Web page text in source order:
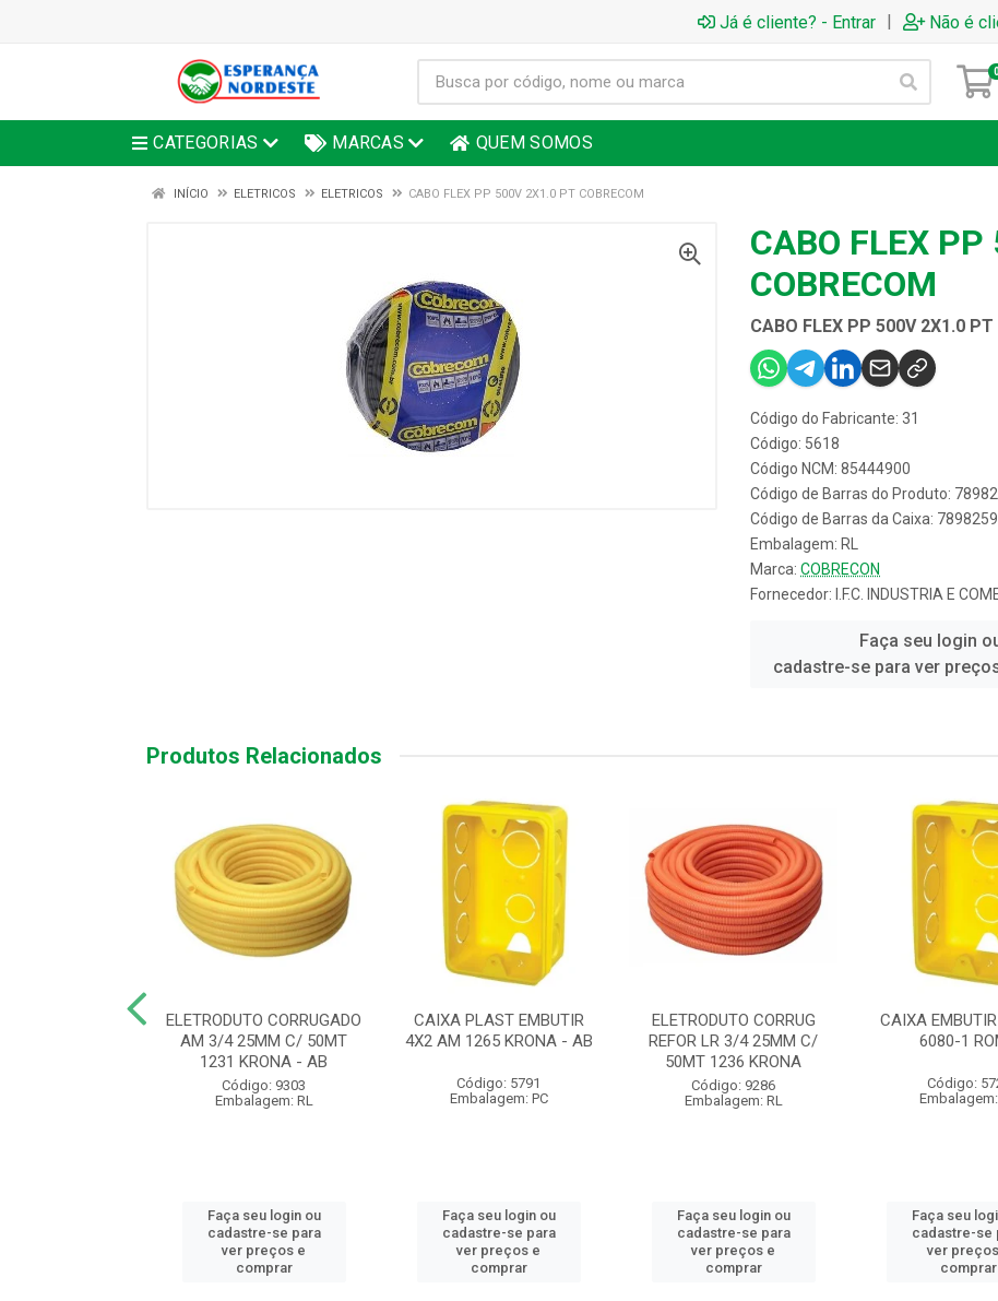
Já é cliente? - Entrar | Não é
CATEGORIAS MARCAS QUEM SOMOS
INÍCIO ELETRICOS ELETRICOS CABO FLEX PP 500V 2X1.0 PT COBRECOM
CABO FLEX
COBRECOM
CABO FLEX PP 500V 2X1.0 PT
Código do Fabricante: 31
Código: 5618
Código NCM: 85444900
Código de Barras do Produto:
Código de Barras da Caixa:
Embalagem: RL
Marca: COBRECON
Fornecedor:
I.F.C. INDUSTRIA E
Faça seu login
cadastre-se para ver
Produtos Relacionados
ELETRODUTO CORRUGADO
AM 3/4 25MM C/ 50MT
1231 KRONA - AB
Código: 9303
Embalagem: RL
Faça seu login ou
cadastre-se para
ver preços e
comprar
CAIXA PLAST EMBUTIR
4X2 AM 1265 KRONA - AB
Código: 5791
Embalagem: PC
Faça seu login ou
cadastre-se para
ver preços e
comprar
ELETRODUTO CORRUG
REFOR LR 3/4 25MM C/
50MT 1236 KRONA
Código: 9286
Embalagem: RL
Faça seu login ou
cadastre-se para
ver preços e
comprar
CAIXA
6080-1
Código:
Embalagem:
Faça seu
cadastre-se
ver
comprar